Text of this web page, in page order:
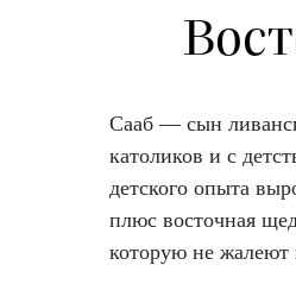
Сааб — сын
католиков и с
детского опыта
плюс восточная
которую не